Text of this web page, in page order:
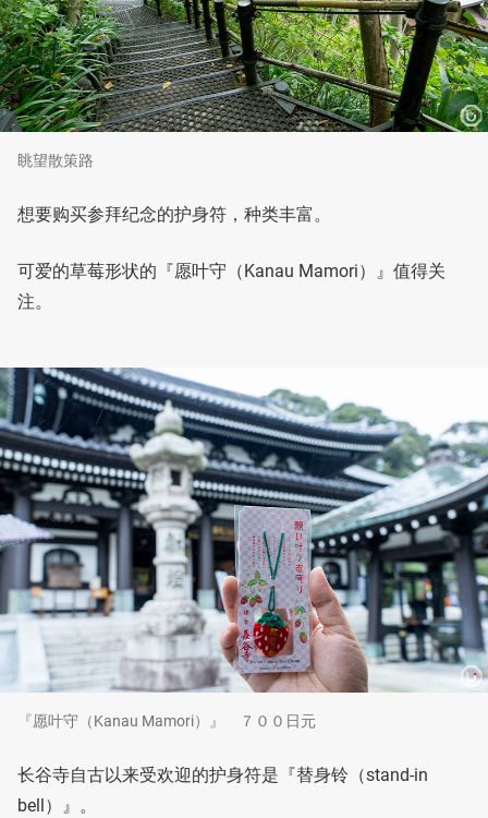
眺望散策路
想要购买参拜纪念的护身符，种类丰富。
可爱的草莓形状的『愿叶守（Kanau Mamori）』值得关
注。
『愿叶守（Kanau Mamori）』 ７００日元
长谷寺自古以来受欢迎的护身符是『替身铃（stand-in
bell）』。